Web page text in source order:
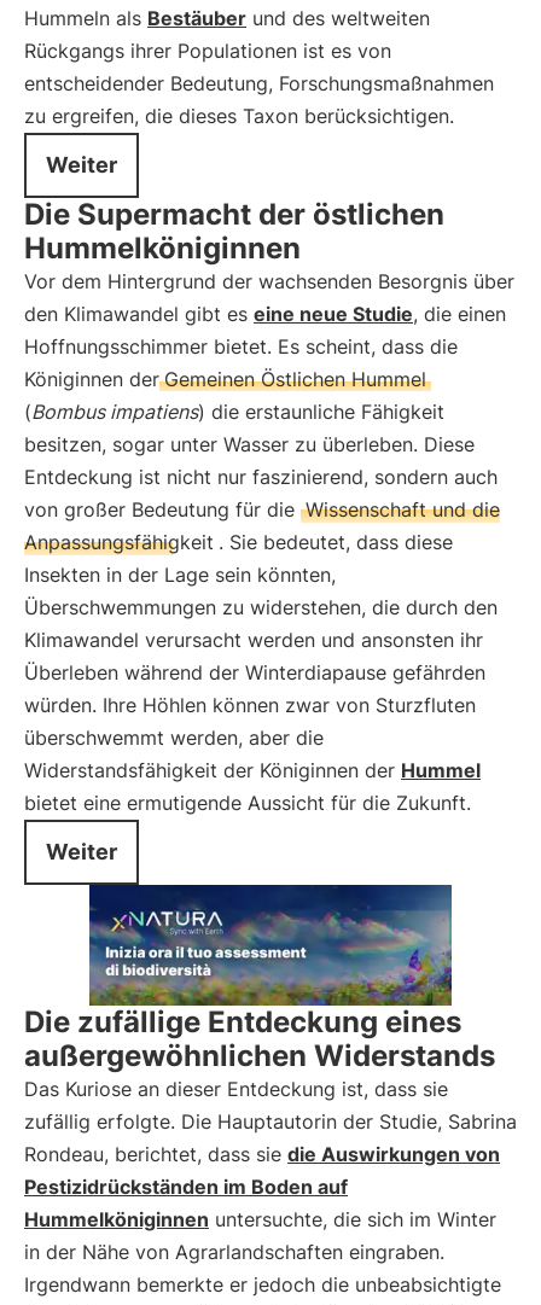
Hummeln als Bestäuber und des weltweiten
Rückgangs ihrer Populationen ist es von
entscheidender Bedeutung, Forschungsmaßnahmen
zu ergreifen, die dieses Taxon berücksichtigen.
Weiter
Die Supermacht der östlichen
Hummelköniginnen
Vor dem Hintergrund der wachsenden Besorgnis über
den Klimawandel gibt es eine neue Studie, die einen
Hoffnungsschimmer bietet. Es scheint, dass die
Königinnen der Gemeinen Östlichen Hummel
(Bombus impatiens) die erstaunliche Fähigkeit
besitzen, sogar unter Wasser zu überleben. Diese
Entdeckung ist nicht nur faszinierend, sondern auch
von großer Bedeutung für die Wissenschaft und die
Anpassungsfähigkeit . Sie bedeutet, dass diese
Insekten in der Lage sein könnten,
Überschwemmungen zu widerstehen, die durch den
Klimawandel verursacht werden und ansonsten ihr
Überleben während der Winterdiapause gefährden
würden. Ihre Höhlen können zwar von Sturzfluten
überschwemmt werden, aber die
Widerstandsfähigkeit der Königinnen der Hummel
bietet eine ermutigende Aussicht für die Zukunft.
Weiter
Die zufällige Entdeckung eines
außergewöhnlichen Widerstands
Das Kuriose an dieser Entdeckung ist, dass sie
zufällig erfolgte. Die Hauptautorin der Studie, Sabrina
Rondeau, berichtet, dass sie die Auswirkungen von
Pestizidrückständen im Boden auf
Hummelköniginnen untersuchte, die sich im Winter
in der Nähe von Agrarlandschaften eingraben.
Irgendwann bemerkte er jedoch die unbeabsichtigte